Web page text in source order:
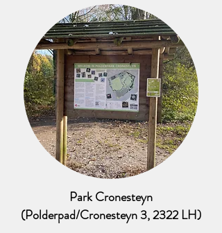
Park Cronesteyn
(Polderpad/Cronesteyn 3, 2322 LH)